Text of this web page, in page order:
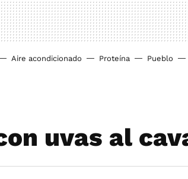
Aire acondicionado Proteína Pueblo
uvas al